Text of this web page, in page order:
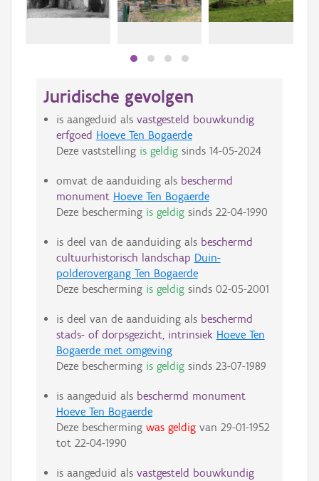
Juridische gevolgen
is aangeduid als vastgesteld bouwkundig
erfgoed Hoeve Ten Bogaerde
Deze vaststelling is geldigsinds 14-05-2024
omvat de aanduiding als beschermd
monument Hoeve Ten Bogaerde
Deze bescherming is geldigsinds 22-04-1990
is deel van de aanduiding als beschermd
cultuurhistorisch landschap Duin-
polderovergang Ten Bogaerde
Deze bescherming is geldigsinds 02-05-2001
is deel van de aanduiding als beschermd
stads- of dorpsgezicht, intrinsiek Hoeve Ten
Bogaerde met omgeving
Deze bescherming is geldigsinds 23-07-1989
is aangeduid als beschermd monument
Hoeve Ten Bogaerde
Deze bescherming was geldigvan 29-01-1952
tot 22-04-1990
is aangeduid als vastgesteld bouwkundig